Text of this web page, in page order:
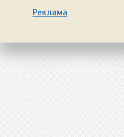
Реклама